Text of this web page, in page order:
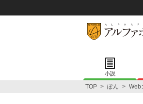
小説
TOP > ぽん > Web